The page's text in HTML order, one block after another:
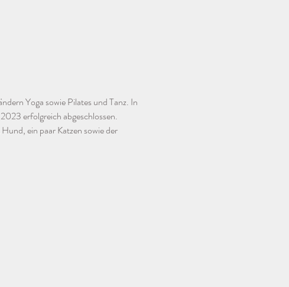
Yoga sowie Pilates und Tanz. In
erfolgreich abgeschlossen.
ein paar Katzen sowie der